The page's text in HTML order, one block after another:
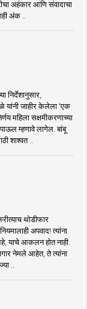
अहंकार आणि संवादाचा
अंक ..
निर्देशानुसार,
जाहीर केलेला ‘एक
महिला सक्षमीकरणाच्या
म्हणावे लागेल. बांबू
शाश्वत ..
थोडीफार
अपवाद! त्यांना
याचे आकलन होत नाही.
नेमले आहेत, ते त्यांना
..